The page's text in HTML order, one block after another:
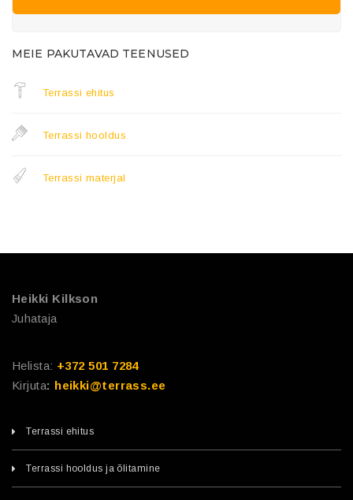
MEIE PAKUTAVAD TEENUSED
Terrassi ehitus
Terrassi hooldus
Terrassi materjal
Heikki Kilkson
Juhataja
Helista: +372 501 7284
Kirjuta: heikki@terrass.ee
Terrassi ehitus
Terrassi hooldus ja õlitamine